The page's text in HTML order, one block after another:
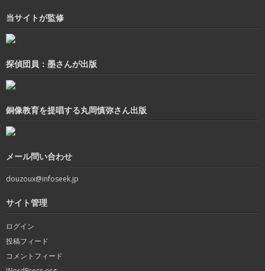
当サイトが監修
探偵団員：墨さんが出版
銅像教育を提唱する丸岡慎弥さん出版
メール問い合わせ
douzoux@infoseek.jp
サイト管理
ログイン
投稿フィード
コメントフィード